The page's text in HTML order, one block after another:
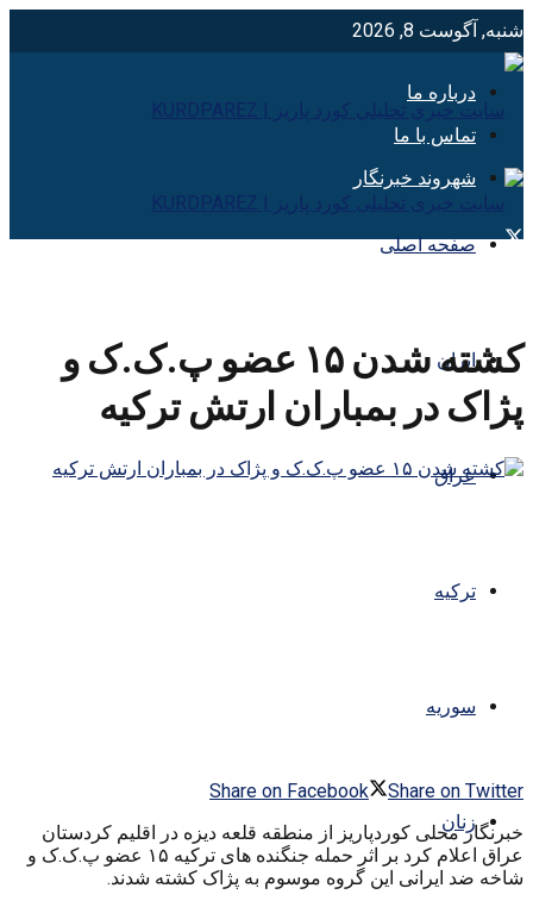
شنبه, آگوست 8, 2026
درباره ما
تماس با ما
شهروند خبرنگار
صفحه اصلی
ایران
عراق
ترکیه
سوریه
زنان
کشته شدن ۱۵ عضو پ.ک.ک و
پژاک در بمباران ارتش ترکیه
Share on Facebook
Share on Twitter
خبرنگار محلی کوردپاریز از منطقه قلعه دیزه در اقلیم کردستان
عراق اعلام کرد بر اثر حمله جنگنده های ترکیه ۱۵ عضو پ.ک.ک و
شاخه ضد ایرانی این گروه موسوم به پژاک کشته شدند.